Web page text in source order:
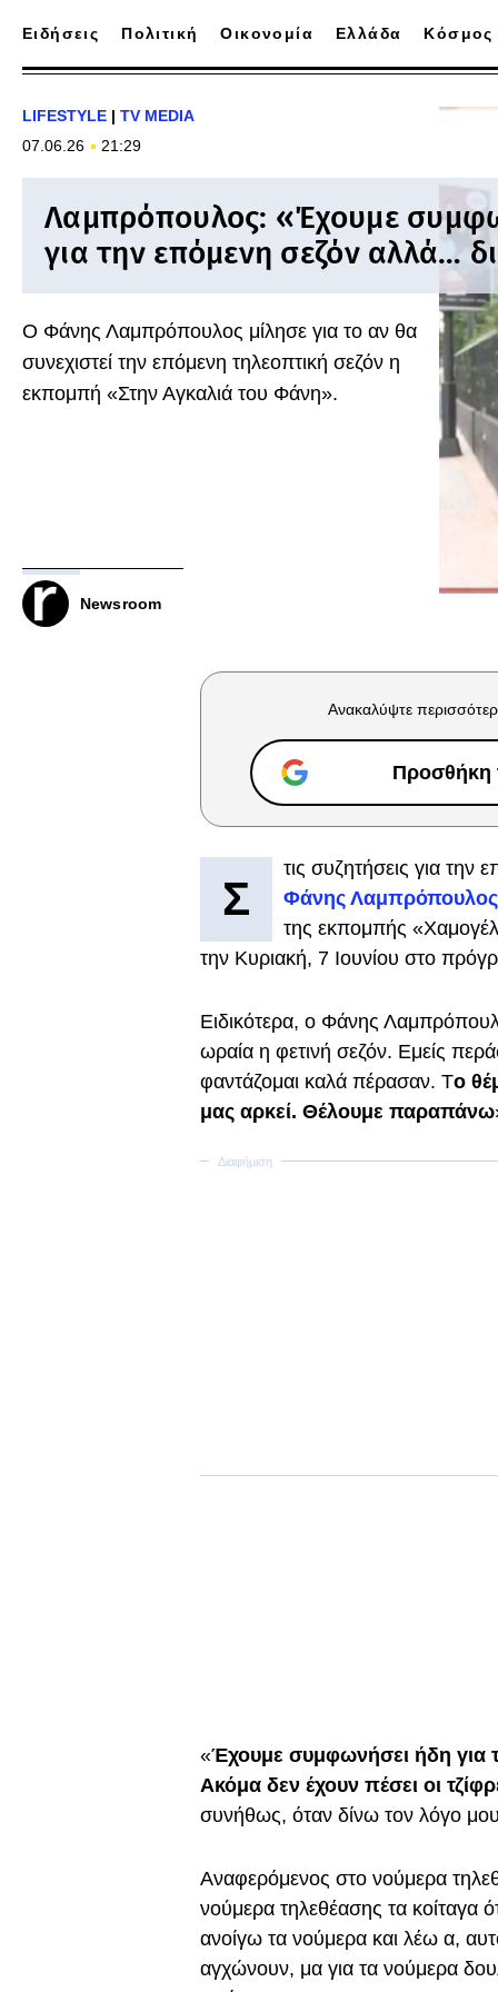
Ειδήσεις Πολιτική Οικονομία Ελλάδα Κόσμος
LIFESTYLE | TV MEDIA
07.06.26
21:29
Λαμπρόπουλος: «Έχουμε
για την επόμενη σεζόν αλλά…
Ο Φάνης Λαμπρόπουλος μίλησε για το αν θα
συνεχιστεί την επόμενη τηλεοπτική σεζόν η
εκπομπή «Στην Αγκαλιά του Φάνη».
Newsroom
Ανακαλύψτε
Προσθήκη
Σ
τις συζητήσεις για την
Φάνης Λαμπρόπουλος
της εκπομπής
την Κυριακή, 7 Ιουνίου στο
Ειδικότερα, ο Φάνης
ωραία η φετινή σεζόν. Εμείς
φαντάζομαι καλά πέρασαν. Το
μας αρκεί. Θέλουμε παραπάνω
«Έχουμε συμφωνήσει ήδη για
Ακόμα δεν έχουν πέσει οι
συνήθως, όταν δίνω τον λόγο
Αναφερόμενος στο νούμερα
νούμερα τηλεθέασης τα κοίταγα
ανοίγω τα νούμερα και λέω α,
αγχώνουν, μα για τα νούμερα